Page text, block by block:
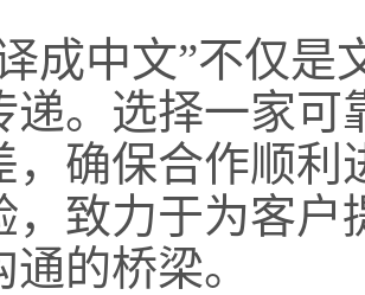
成中文”不仅
递。选择一家
，确保合作顺利
，致力于为客
的桥梁。